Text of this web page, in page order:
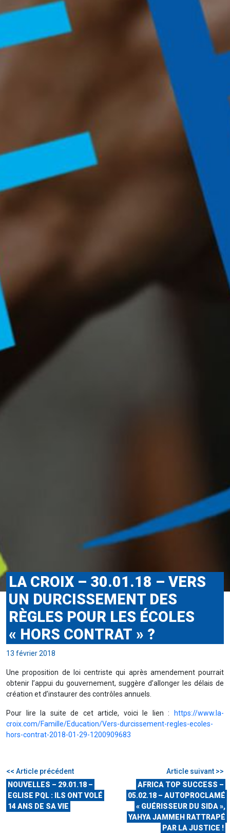
LA CROIX – 30.01.18 – VERS
UN DURCISSEMENT DES
RÈGLES POUR LES ÉCOLES
« HORS CONTRAT » ?
13 février 2018
Une proposition de loi centriste qui après amendement pourrait
obtenir l’appui du gouvernement, suggère d’allonger les délais de
création et d’instaurer des contrôles annuels.
Pour lire la suite de cet article, voici le lien :
https://www.la-
croix.com/Famille/Education/Vers-durcissement-regles-ecoles-
hors-contrat-2018-01-29-1200909683
<< Article précédent
NOUVELLES – 29.01.18 –
EGLISE PQL : ILS ONT VOLÉ
14 ANS DE SA VIE
Article suivant >>
AFRICA TOP SUCCESS –
05.02.18 – AUTOPROCLAMÉ
« GUÉRISSEUR DU SIDA »,
YAHYA JAMMEH RATTRAPÉ
PAR LA JUSTICE !